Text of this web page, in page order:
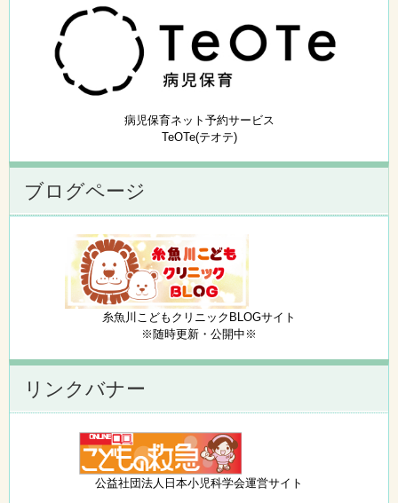
病児保育ネット予約サービス
TeOTe(テオテ)
ブログページ
糸魚川こどもクリニックBLOGサイト
※随時更新・公開中※
リンクバナー
公益社団法人日本小児科学会運営サイト